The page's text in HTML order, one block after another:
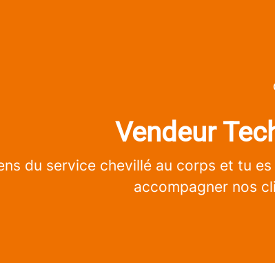
Vendeur
du service chevillé au corps et tu
accompagner nos